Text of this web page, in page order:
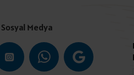
Sosyal Medya